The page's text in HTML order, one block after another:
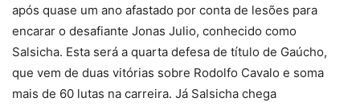
após quase um ano afastado por conta de lesões para
encarar o desafiante Jonas Julio, conhecido como
Salsicha. Esta será a quarta defesa de título de Gaúcho,
que vem de duas vitórias sobre Rodolfo Cavalo e soma
mais de 60 lutas na carreira. Já Salsicha chega